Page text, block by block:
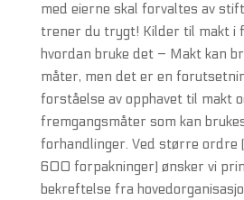
med eierne skal forvaltes av
trener du trygt! Kilder til makt i
hvordan bruke det – Makt kan
måter, men det er en
forståelse av opphavet til makt
fremgangsmåter som kan
forhandlinger. Ved større
600 forpakninger) ønsker vi
bekreftelse fra